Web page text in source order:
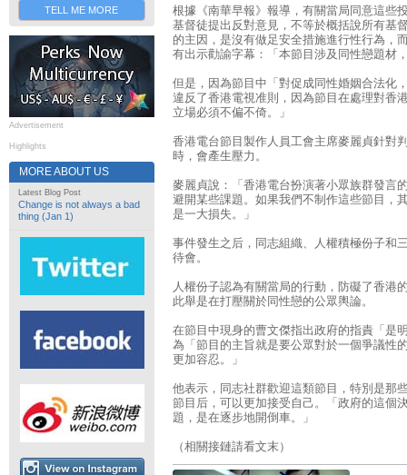
TELL ME MORE
Advertisement
Highlights
MORE ABOUT US
Latest Blog Post
Change is not always a bad
thing (Jan 1)
根據《南華早報》報導，有關當局同意這些
基督徒提出反對意見，不等於概括說所有基
的主因，是沒有做足安全措施進行性行為，
有出示勸諭字幕：「本節目涉及同性戀題材
但是，因為節目中「對促成同性婚姻合法化
違反了香港電視准則，因為節目在處理對香
立場必須不偏不倚。」
香港電台節目製作人員工會主席麥麗貞針對
時，會產生壓力。
麥麗貞說：「香港電台扮演著小眾族群發言
避開某些課題。如果我們不制作這些節目，
是一大損失。」
事件發生之后，同志組織、人權積極份子和
待會。
人權份子認為有關當局的行動，防礙了香港
此舉是在打壓關於同性戀的公眾輿論。
在節目中現身的曹文傑指出政府的指責「是
為「節目的主旨就是要公眾對於一個爭議性
更加容忍。」
他表示，同志社群歡迎這類節目，特別是那
節目后，可以更加接受自己。「政府的這個
題，是在逐步地開倒車。」
（相關接鏈請看文末）